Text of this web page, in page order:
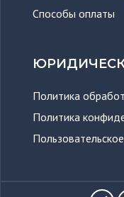
Способы оплаты
Политика
Политика